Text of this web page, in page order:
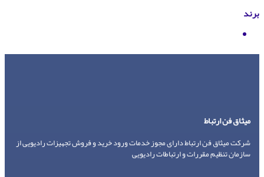
برند
میثاق فن ارتباط
شرکت میثاق فن ارتباط دارای مجوز خدمات ورود خرید و فروش تجهیزات رادیویی از
سازمان تنظیم مقررات و ارتباطات رادیویی